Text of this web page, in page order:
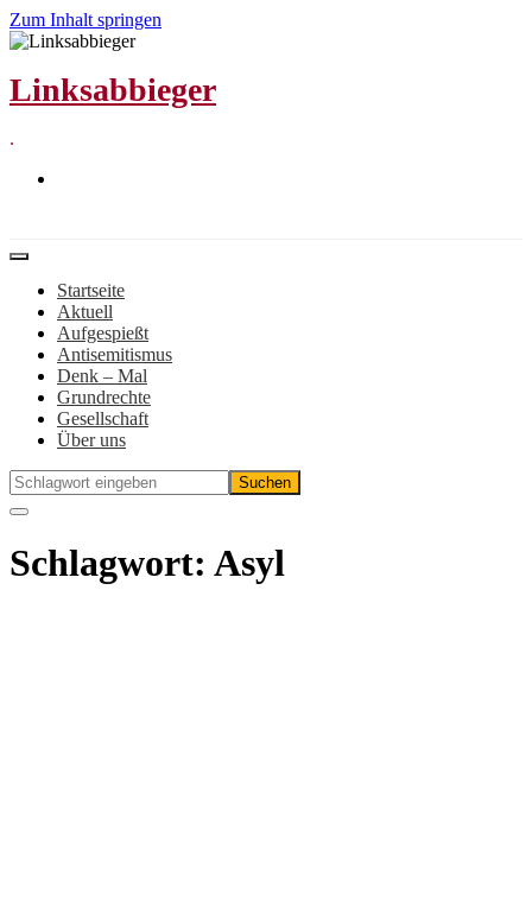
Zum Inhalt springen
Linksabbieger
.
Startseite
Aktuell
Aufgespießt
Antisemitismus
Denk – Mal
Grundrechte
Gesellschaft
Über uns
Schlagwort: Asyl